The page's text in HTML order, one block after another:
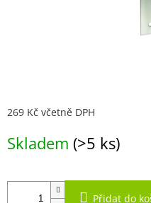
269 Kč včetně DPH
cena:
Skladem (>5 ks)
Přidat do